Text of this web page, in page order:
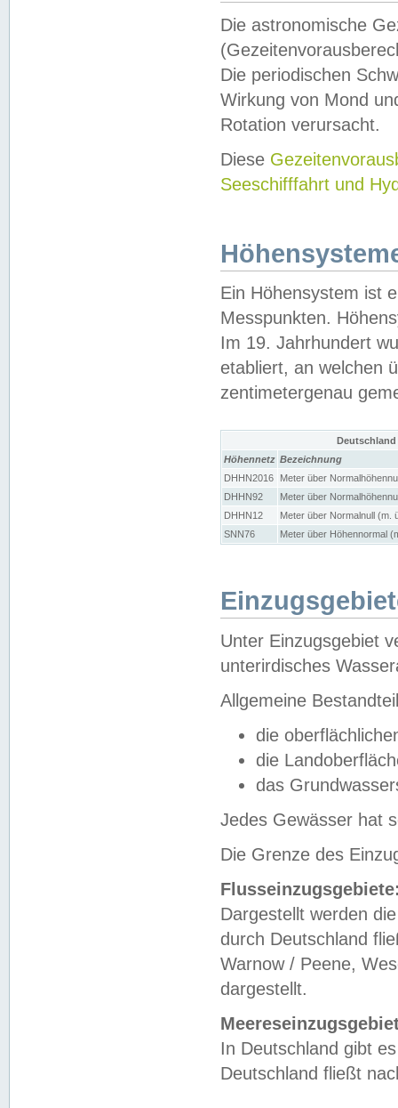
Die astronomische
Die periodischen
Wirkung von Mond
Rotation verursacht.
Diese
Seeschifffahrt und
Ein Höhensystem ist
Messpunkten.
Im 19. Jahrhundert
etabliert, an welchen
zentimetergenau
Höhennetz Bezeichnung
DHHN2016
Meter über
DHHN92
Meter über
DHHN12
Meter über Normalnull (m.
SNN76
Meter über Höhennormal
Unter Einzugsgebiet
unterirdisches
Allgemeine
die
die
das
Jedes Gewässer hat
Die Grenze des
Dargestellt werden
durch Deutschland
Warnow / Peene,
dargestellt.
In Deutschland gibt
Deutschland fließt